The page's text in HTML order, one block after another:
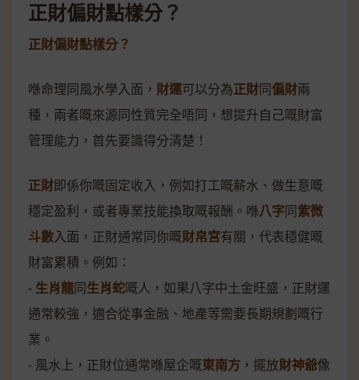
正財偏財點樣分？
正財偏財點樣分？
喺命理同風水學入面， 財運可以分為正財同偏財兩
種，兩者嘅來源同性質完全唔同，想提升自己嘅財富
管理能力，首先要識得分清楚！
正財即係你嘅固定收入，例如打工嘅薪水、做生意嘅
穩定盈利，或者專業技能換取嘅報酬。喺八字同紫微
斗數入面，正財通常同你嘅財帛宮有關，代表穩健嘅
財富累積。例如：
- 生肖龍同生肖蛇嘅人，如果八字中土金旺盛，正財運
通常較強，適合從事金融、地產等需要長期規劃嘅行
業。
- 風水上，正財位通常喺屋企嘅東南方 ，擺放財神爺像